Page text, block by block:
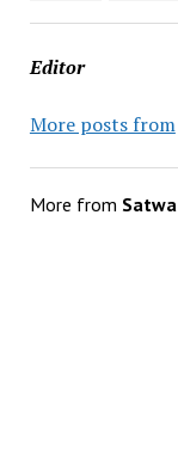
Editor
More posts from
More from Satwa